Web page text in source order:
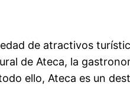
de atractivos
de Ateca, la
ello, Ateca es un